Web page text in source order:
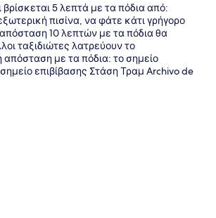
5 λεπτά με τα πόδια από:
πισίνα, να φάτε κάτι γρήγορο
10 λεπτών με τα πόδια θα
ταξιδιώτες λατρεύουν το
με τα πόδια: το σημείο
επιβίβασης Στάση Τραμ Archivo de